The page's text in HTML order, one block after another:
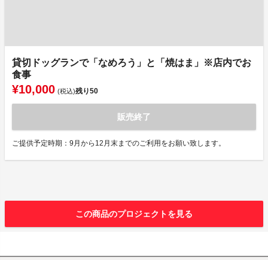
貸切ドッグランで「なめろう」と「焼はま」※店内でお
食事
¥10,000 (税込)残り50
販売終了
ご提供予定時期：9月から12月末までのご利用をお願い致します。
この商品のプロジェクトを見る